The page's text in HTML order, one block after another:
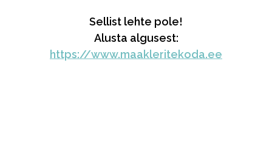
Sellist lehte pole!
Alusta algusest:
https://www.maakleritekoda.ee